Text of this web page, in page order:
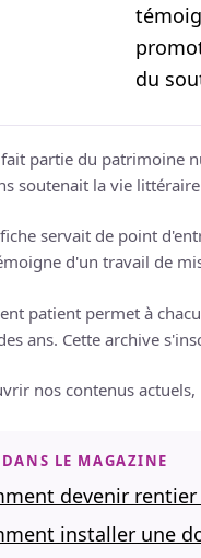
du
fait partie du patrimoine
soutenait la vie
servait de point
d'un travail de
patient permet à
ans. Cette archive
nos contenus
LE MAGAZINE
devenir
installer une